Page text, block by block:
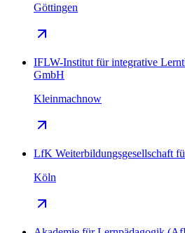
Göttingen
IFLW-Institut für integrative
GmbH
Kleinmachnow
LfK Weiterbildungsgesellschaft
Köln